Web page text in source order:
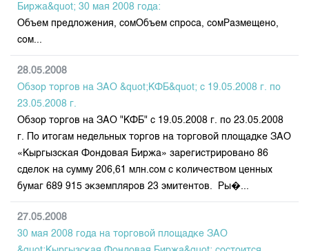
Биржа&quot; 30 мая 2008 года:
Объем предложения, сомОбъем спроса, сомРазмещено,
сом...
28.05.2008
Обзор торгов на ЗАО &quot;КФБ&quot; с 19.05.2008 г. по
23.05.2008 г.
Обзор торгов на ЗАО "КФБ" с 19.05.2008 г. по 23.05.2008
г. По итогам недельных торгов на торговой площадке ЗАО
«Кыргызская Фондовая Биржа» зарегистрировано 86
сделок на сумму 206,61 млн.сом с количеством ценных
бумаг 689 915 экземпляров 23 эмитентов. Ры�...
27.05.2008
30 мая 2008 года на торговой площадке ЗАО